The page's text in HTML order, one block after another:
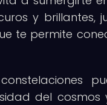
y brillantes,
te permite
del cosmos